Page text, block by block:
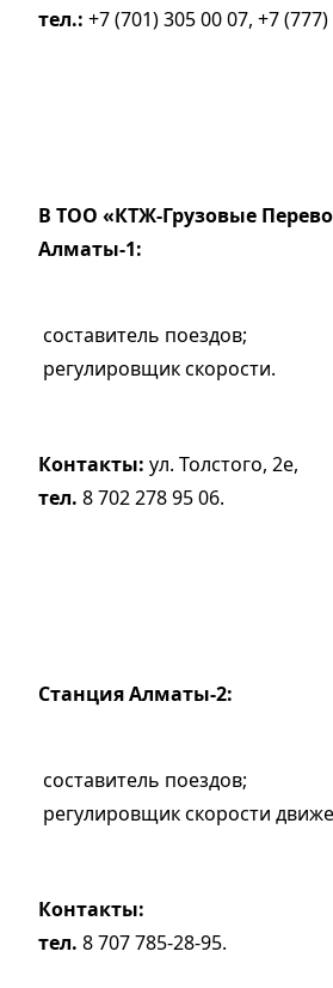
тел.: +7 (701) 305 00 07, +7
В ТОО «КТЖ-Грузовые
Алматы-1:
составитель поездов;
регулировщик скорости.
Контакты: ул. Толстого, 2е,
тел. 8 702 278 95 06.
Станция Алматы-2:
составитель поездов;
регулировщик скорости
Контакты:
тел. 8 707 785-28-95.